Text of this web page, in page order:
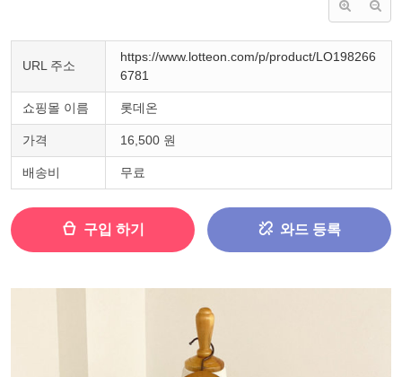
URL 주소
https://www.lotteon.com/p/product/LO198266
6781
쇼핑몰 이름 롯데온
가격 16,500 원
배송비 무료
구입 하기 와드 등록